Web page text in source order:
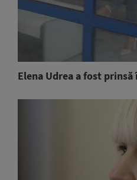
Elena Udrea a fost